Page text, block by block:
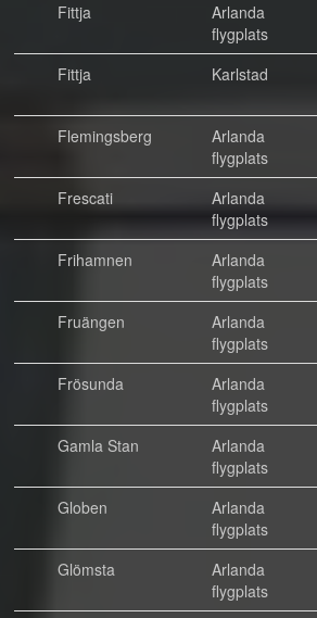
Fittja
Arlanda
flygplats
Fittja
Karlstad
Flemingsberg
Arlanda
flygplats
Frescati
Arlanda
flygplats
Frihamnen
Arlanda
flygplats
Fruängen
Arlanda
flygplats
Frösunda
Arlanda
flygplats
Gamla Stan
Arlanda
flygplats
Globen
Arlanda
flygplats
Glömsta
Arlanda
flygplats